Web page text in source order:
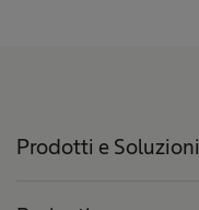
Prodotti e Soluzioni